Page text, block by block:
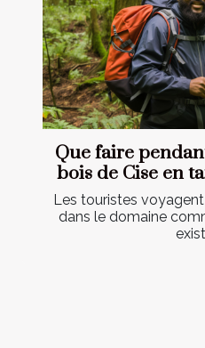
Que faire
bois de Cise en
Les touristes
dans le domaine